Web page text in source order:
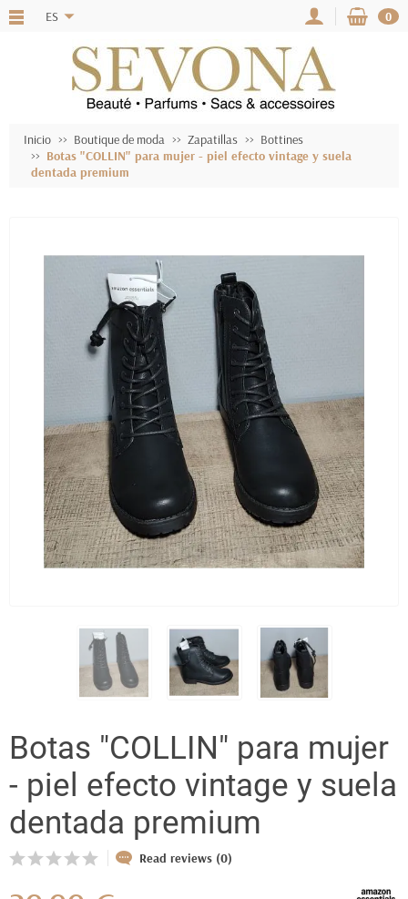
ES 0
Inicio Boutique de moda Zapatillas
Bottines
Botas "COLLIN" para mujer - piel efecto vintage y suela
dentada premium
Botas "COLLIN" para mujer
- piel efecto vintage y suela
dentada premium
Read reviews (0)